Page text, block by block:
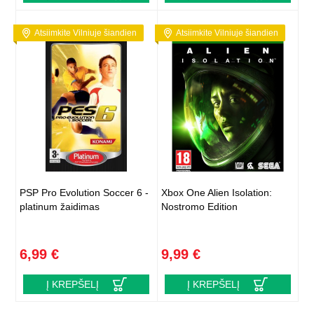
Atsiimkite Vilniuje šiandien
PSP Pro Evolution Soccer 6 -
platinum žaidimas
6,99 €
Į KREPŠELĮ
Atsiimkite Vilniuje šiandien
Xbox One Alien Isolation:
Nostromo Edition
9,99 €
Į KREPŠELĮ